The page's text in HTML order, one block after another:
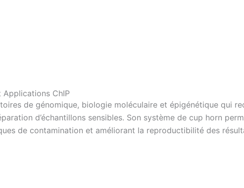
Applications ChIP
de génomique, biologie moléculaire et épigénétique qui
d’échantillons sensibles. Son système de cup horn
de contamination et améliorant la reproductibilité des